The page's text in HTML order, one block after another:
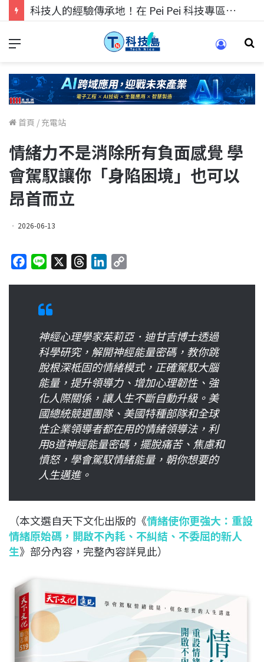
科技人找工作，就到TECH+ 科技專區!
首頁 / 充電站
情緒力不是消除所有負面感覺 學
會駕馭讓你「身陷困境」也可以
昂首而立
2026-06-13
e
d
s
d
I
n
i
n
k
神經心理學家茱莉亞．迪甘吉博士透過
科學研究，解開神經能量密碼，教你跳
脫根深柢固的情緒模式，正確駕馭大腦
能量，提升領導力、增加心理韌性、強
化人際關係，讓人生不斷自動升級。美
國總統競選團隊、美國特種部隊和全球
性企業領導者都在用的情緒領導法，利
用8道神經能量密碼，擺脫痛苦、焦慮和
憤怒，學會駕馭情緒能量，朝你想要的
人生邁進。
（本文選自天下文化出版的《情緒使你更強大：重設
情緒原始碼，開啟不內耗、不糾結、不委屈的新人
生》部分內容，完整內容詳見此）